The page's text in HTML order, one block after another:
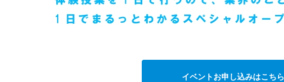
イベントお申し込みはこちら